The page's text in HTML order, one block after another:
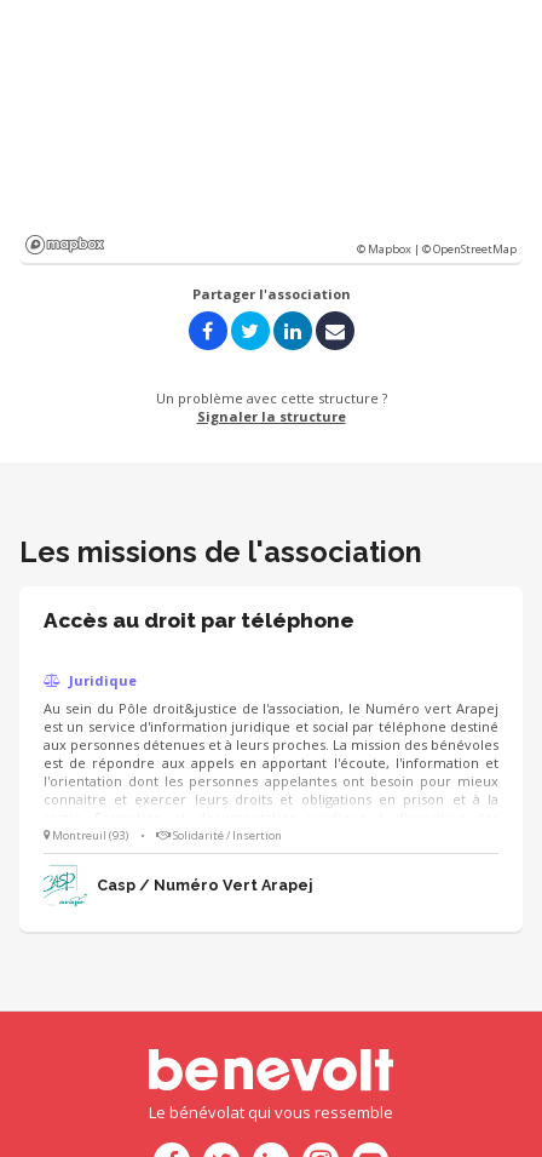
© Mapbox |© OpenStreetMap
Partager l'association
Un problème avec cette structure ?
Signaler la structure
Les missions de l'association
Accès au droit par téléphone
Juridique
Au sein du Pôle droit&justice de l'association, le Numéro vert Arapej
est un service d'information juridique et social par téléphone destiné
aux personnes détenues et à leurs proches. La mission des bénévoles
est de répondre aux appels en apportant l'écoute, l'information et
l'orientation dont les personnes appelantes ont besoin pour mieux
connaitre et exercer leurs droits et obligations en prison et à la
bénévoles.
Montreuil (93) • Solidarité / Insertion
Casp / Numéro Vert Arapej
Le bénévolat qui vous ressemble